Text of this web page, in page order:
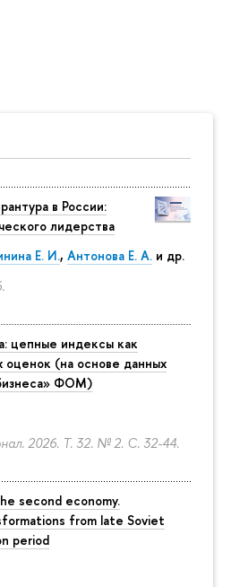
в России:
лидерства
Е. И., Антонова Е. А. и др.
цепные индексы как
оценок (на основе данных
ФОМ)
2026. Т. 32. № 2. С. 32-44.
second economy.
from late Soviet
period